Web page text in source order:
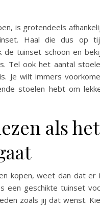
is grotendeels
Haal die dus op
de tuinset schoon en
Tel ook het aantal
Je wilt immers
stoelen hebt om
als het
kopen, weet dan dat er
een geschikte tuinset
zoals jij dat wenst.